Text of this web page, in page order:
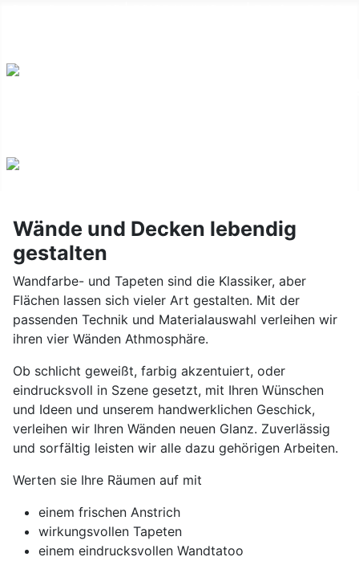
Wände und Decken lebendig
gestalten
Wandfarbe- und Tapeten sind die Klassiker, aber
Flächen lassen sich vieler Art gestalten. Mit der
passenden Technik und Materialauswahl verleihen wir
ihren vier Wänden Athmosphäre.
Ob schlicht geweißt, farbig akzentuiert, oder
eindrucksvoll in Szene gesetzt, mit Ihren Wünschen
und Ideen und unserem handwerklichen Geschick,
verleihen wir Ihren Wänden neuen Glanz. Zuverlässig
und sorfältig leisten wir alle dazu gehörigen Arbeiten.
Werten sie Ihre Räumen auf mit
einem frischen Anstrich
wirkungsvollen Tapeten
einem eindrucksvollen Wandtatoo